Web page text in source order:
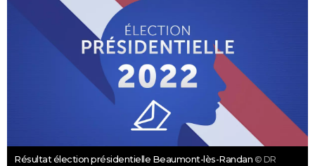
Résultat élection présidentielle Beaumont-lès-Randan © DR